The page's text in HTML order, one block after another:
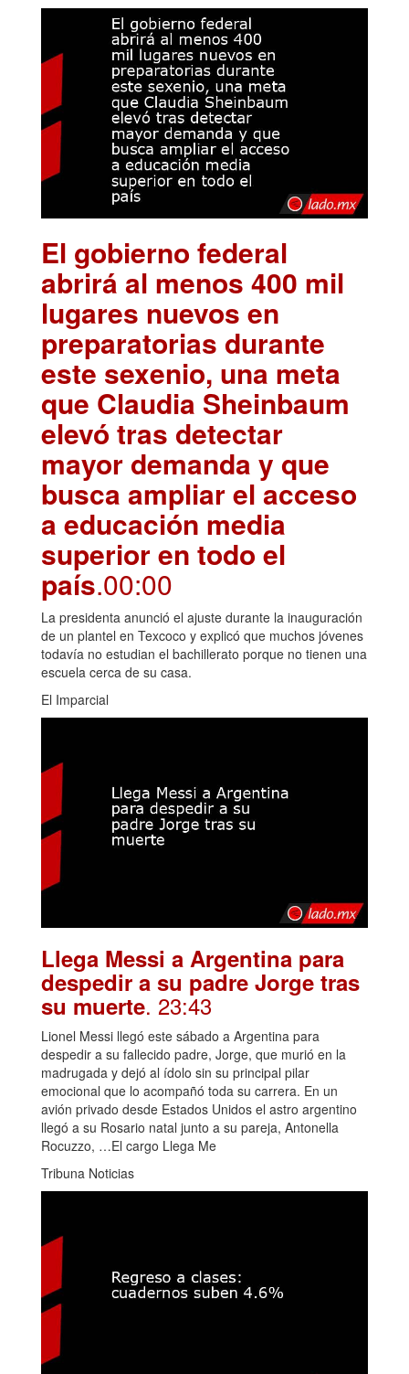
El gobierno federal
abrirá al menos 400 mil
lugares nuevos en
preparatorias durante
este sexenio, una meta
que Claudia Sheinbaum
elevó tras detectar
mayor demanda y que
busca ampliar el acceso
a educación media
superior en todo el
país.00:00
La presidenta anunció el ajuste durante la inauguración
de un plantel en Texcoco y explicó que muchos jóvenes
todavía no estudian el bachillerato porque no tienen una
escuela cerca de su casa.
El Imparcial
Llega Messi a Argentina para
despedir a su padre Jorge tras
su muerte. 23:43
Lionel Messi llegó este sábado a Argentina para
despedir a su fallecido padre, Jorge, que murió en la
madrugada y dejó al ídolo sin su principal pilar
emocional que lo acompañó toda su carrera. En un
avión privado desde Estados Unidos el astro argentino
llegó a su Rosario natal junto a su pareja, Antonella
Rocuzzo, …El cargo Llega Me
Tribuna Noticias